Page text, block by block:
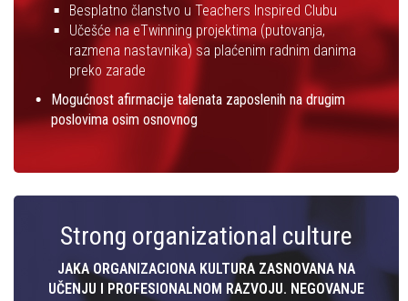
Besplatno članstvo u Teachers Inspired Clubu
Učešće na eTwinning projektima (putovanja,
razmena nastavnika) sa plaćenim radnim danima
preko zarade
Mogućnost afirmacije talenata zaposlenih na drugim
poslovima osim osnovnog
Strong organizational culture
JAKA ORGANIZACIONA KULTURA ZASNOVANA NA
UČENJU I PROFESIONALNOM RAZVOJU. NEGOVANJE